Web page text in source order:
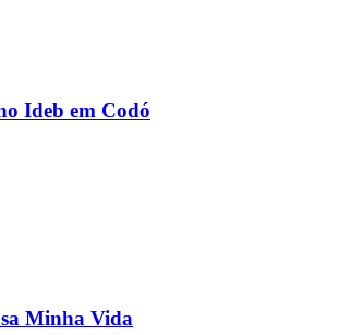
Ideb em Codó
Minha Vida